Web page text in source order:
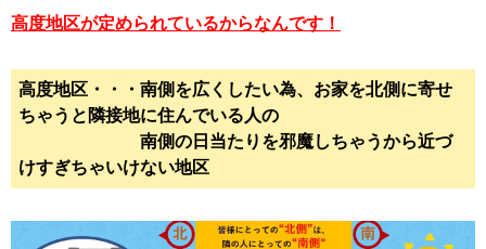
高度地区が定められているからなんです！
高度地区・・・南側を広くしたい為、お家を北側に寄せ
ちゃうと隣接地に住んでいる人の
南側の日当たりを邪魔しちゃうから近づ
けすぎちゃいけない地区